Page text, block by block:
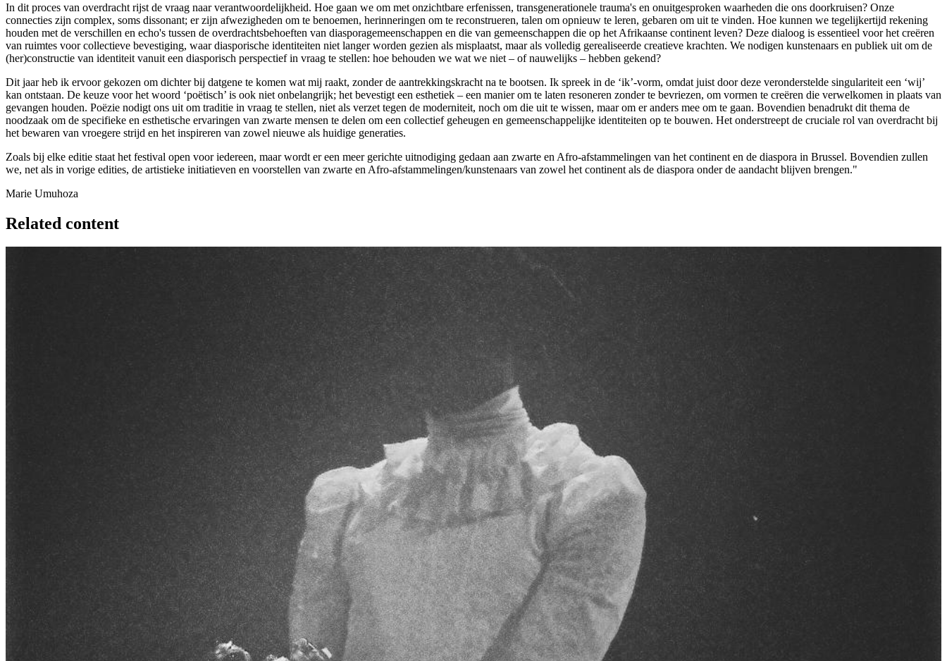
In dit proces van overdracht rijst de vraag naar verantwoordelijkheid. Hoe gaan we om met onzichtbare erfenissen, transgenerationele trauma's en onuitgesproken waarheden die ons doorkruisen? Onze
connecties zijn complex, soms dissonant; er zijn afwezigheden om te benoemen, herinneringen om te reconstrueren, talen om opnieuw te leren, gebaren om uit te vinden. Hoe kunnen we tegelijkertijd rekening
houden met de verschillen en echo's tussen de overdrachtsbehoeften van diasporagemeenschappen en die van gemeenschappen die op het Afrikaanse continent leven? Deze dialoog is essentieel voor het creëren
van ruimtes voor collectieve bevestiging, waar diasporische identiteiten niet langer worden gezien als misplaatst, maar als volledig gerealiseerde creatieve krachten. We nodigen kunstenaars en publiek uit om de
(her)constructie van identiteit vanuit een diasporisch perspectief in vraag te stellen: hoe behouden we wat we niet – of nauwelijks – hebben gekend?
Dit jaar heb ik ervoor gekozen om dichter bij datgene te komen wat mij raakt, zonder de aantrekkingskracht na te bootsen. Ik spreek in de ‘ik’-vorm, omdat juist door deze veronderstelde singulariteit een ‘wij’
kan ontstaan. De keuze voor het woord ‘poëtisch’ is ook niet onbelangrijk; het bevestigt een esthetiek – een manier om te laten resoneren zonder te bevriezen, om vormen te creëren die verwelkomen in plaats van
gevangen houden. Poëzie nodigt ons uit om traditie in vraag te stellen, niet als verzet tegen de moderniteit, noch om die uit te wissen, maar om er anders mee om te gaan. Bovendien benadrukt dit thema de
noodzaak om de specifieke en esthetische ervaringen van zwarte mensen te delen om een collectief geheugen en gemeenschappelijke identiteiten op te bouwen. Het onderstreept de cruciale rol van overdracht bij
het bewaren van vroegere strijd en het inspireren van zowel nieuwe als huidige generaties.
Zoals bij elke editie staat het festival open voor iedereen, maar wordt er een meer gerichte uitnodiging gedaan aan zwarte en Afro-afstammelingen van het continent en de diaspora in Brussel. Bovendien zullen
we, net als in vorige edities, de artistieke initiatieven en voorstellen van zwarte en Afro-afstammelingen/kunstenaars van zowel het continent als de diaspora onder de aandacht blijven brengen."
Marie Umuhoza
Related content